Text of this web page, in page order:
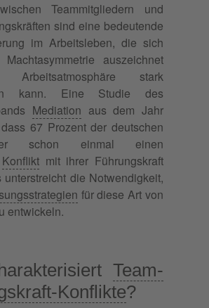
Teammitgliedern und
sind eine bedeutende
im Arbeitsleben, die sich
auszeichnet
stark
kann. Eine Studie des
Mediation aus dem Jahr
67 Prozent der deutschen
schon einmal einen
Konfliktmit ihrer Führungskraft
unterstreicht die Notwendigkeit,
für diese Art von
entwickeln.
Team-
Konflikte?